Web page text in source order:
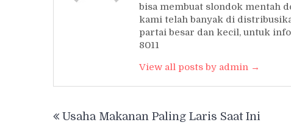
bisa membuat slondok mentah
kami telah banyak di
partai besar dan kecil, untuk
8011
View all posts by admin →
navigation
Usaha Makanan Paling Laris Saat Ini